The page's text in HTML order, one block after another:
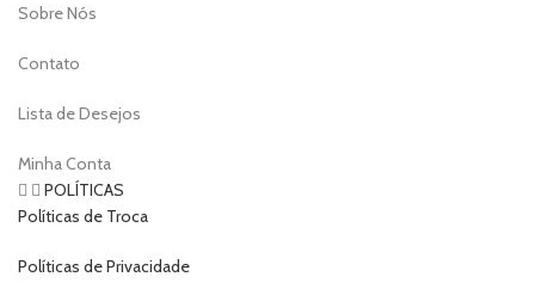
Sobre Nós
Contato
Lista de Desejos
Minha Conta
POLÍTICAS
Políticas de Troca
Políticas de Privacidade